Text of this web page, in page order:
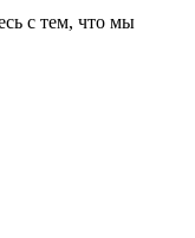
с тем, что мы